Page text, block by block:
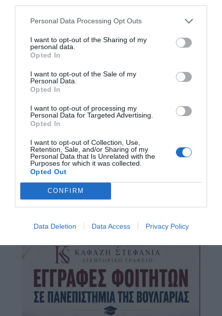
Personal Data Processing Opt Outs
I want to opt-out of the Sharing of my
personal data.
Opted In
I want to opt-out of the Sale of my
Personal Data.
Opted In
I want to opt-out of processing my
Personal Data for Targeted Advertising.
Opted In
I want to opt-out of Collection, Use,
Retention, Sale, and/or Sharing of my
Personal Data that Is Unrelated with the
Purposes for which it was collected.
Opted Out
CONFIRM
Data Deletion Data Access Privacy Policy